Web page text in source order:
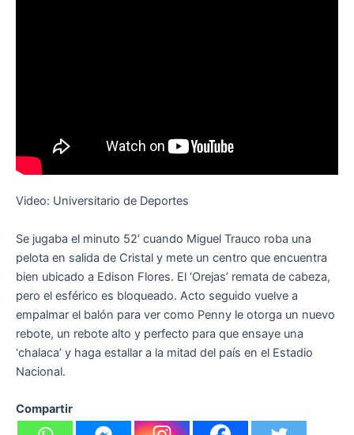
Video: Universitario de Deportes
Se jugaba el minuto 52′ cuando Miguel Trauco roba una
pelota en salida de Cristal y mete un centro que encuentra
bien ubicado a Edison Flores. El ‘Orejas’ remata de cabeza,
pero el esférico es bloqueado. Acto seguido vuelve a
empalmar el balón para ver como Penny le otorga un nuevo
rebote, un rebote alto y perfecto para que ensaye una
‘chalaca’ y haga estallar a la mitad del país en el Estadio
Nacional.
Compartir